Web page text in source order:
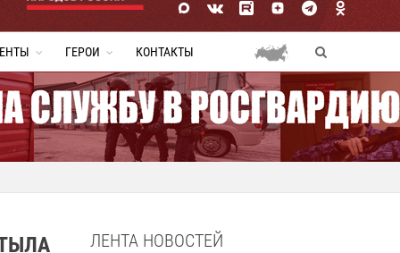
ГЕРОИ КОНТАКТЫ
ЛЕНТА НОВОСТЕЙ